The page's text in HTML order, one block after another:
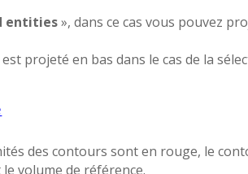
entities», dans ce cas vous pouvez
projeté en bas dans le cas de la
des contours sont en rouge, le
le volume de référence.